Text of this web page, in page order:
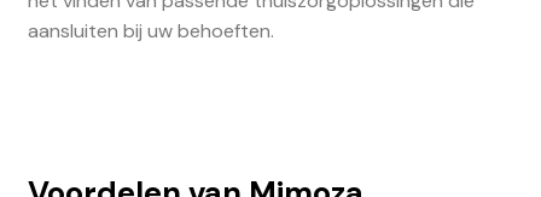
aansluiten bij uw behoeften.